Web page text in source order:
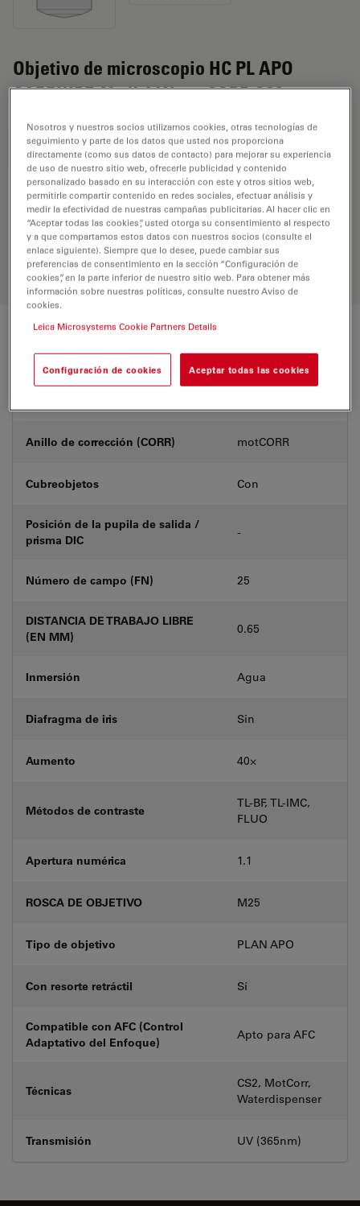
Objetivo de microscopio HC PL APO
SAPPHIRE 40x/1,1 W motCORR CS2
REQUEST FOR QUOTE
Encuentre la solución ideal. Explore
nuestroBuscador de Objetivos,
compare alternativas y encuentre la
opción que mejor se adapte a sus
necesidades.
Anillo de corrección (CORR) motCORR
Cubreobjetos Con
Posición de la pupila de salida /
prisma DIC
-
Número de campo (FN) 25
DISTANCIA DE TRABAJO LIBRE
(EN MM)
0.65
Inmersión Agua
Diafragma de iris Sin
Aumento 40⨉
Métodos de contraste
TL-BF, TL-IMC,
FLUO
Apertura numérica 1.1
ROSCA DE OBJETIVO M25
Tipo de objetivo PLAN APO
Con resorte retráctil Sí
Compatible con AFC (Control
Adaptativo del Enfoque)
Apto para AFC
Técnicas
CS2, MotCorr,
Waterdispenser
Transmisión UV (365nm)
Nosotros y nuestros socios utilizamos cookies, otras tecnologías de
seguimiento y parte de los datos que usted nos proporciona
directamente (como sus datos de contacto) para mejorar su experiencia
de uso de nuestro sitio web, ofrecerle publicidad y contenido
personalizado basado en su interacción con este y otros sitios web,
permitirle compartir contenido en redes sociales, efectuar análisis y
medir la efectividad de nuestras campañas publicitarias. Al hacer clic en
“Aceptar todas las cookies”, usted otorga su consentimiento al respecto
y a que compartamos estos datos con nuestros socios (consulte el
enlace siguiente). Siempre que lo desee, puede cambiar sus
preferencias de consentimiento en la sección “Configuración de
cookies”, en la parte inferior de nuestro sitio web. Para obtener más
información sobre nuestras políticas, consulte nuestro Aviso de
cookies.
Leica Microsystems Cookie Partners Details
Configuración de cookies Aceptar todas las cookies